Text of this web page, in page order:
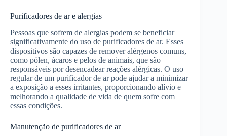
Purificadores de ar e alergias
Pessoas que sofrem de alergias podem se beneficiar
significativamente do uso de purificadores de ar. Esses
dispositivos são capazes de remover alérgenos comuns,
como pólen, ácaros e pelos de animais, que são
responsáveis por desencadear reações alérgicas. O uso
regular de um purificador de ar pode ajudar a minimizar
a exposição a esses irritantes, proporcionando alívio e
melhorando a qualidade de vida de quem sofre com
essas condições.
Manutenção de purificadores de ar